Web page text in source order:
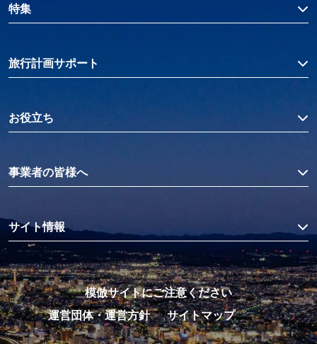
特集
旅行計画サポート
お役立ち
事業者の皆様へ
サイト情報
模倣サイトにご注意ください
運営団体・運営方針
サイトマップ